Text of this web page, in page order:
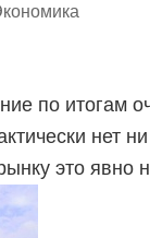
по итогам
нет
это явно